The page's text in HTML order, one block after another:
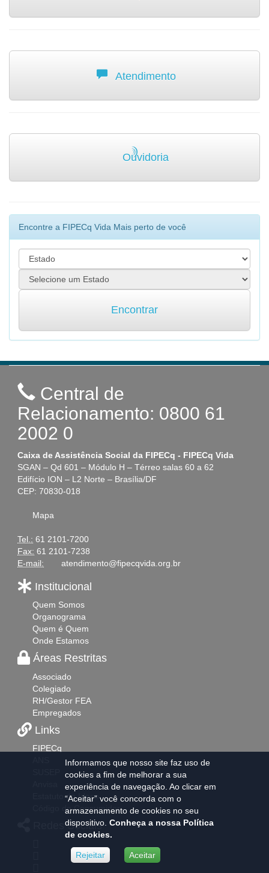
Atendimento
Ouvidoria
Encontre a FIPECq Vida Mais perto de você
Encontrar
Central de
Relacionamento: 0800 61
2002 0
Caixa de Assistência Social da FIPECq - FIPECq Vida
SGAN – Qd 601 – Módulo H – Térreo salas 60 a 62
Edifício ION – L2 Norte – Brasília/DF
CEP: 70830-018
Mapa
Tel.: 61 2101-7200
Fax: 61 2101-7238
E-mail:
atendimento@fipecqvida.org.br
Institucional
Quem Somos
Organograma
Quem é Quem
Onde Estamos
Áreas Restritas
Associado
Colegiado
RH/Gestor FEA
Empregados
Links
FIPECq
Estatuto do Idoso
Código do Consumidor
Redes Sociais
Informamos que nosso site faz uso de
cookies a fim de melhorar a sua
experiência de navegação. Ao clicar em
“Aceitar” você concorda com o
armazenamento de cookies no seu
dispositivo. Conheça a nossa Política
de cookies.
Rejeitar Aceitar